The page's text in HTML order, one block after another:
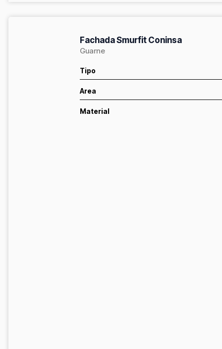
Fachada Smurfit Coninsa
Guarne
Tipo
Area
Material